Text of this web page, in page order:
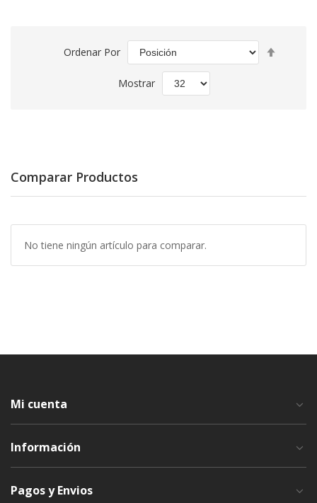
Ordenar Por
Mostrar
Comparar Productos
No tiene ningún artículo para comparar.
Mi cuenta
Información
Pagos y Envios